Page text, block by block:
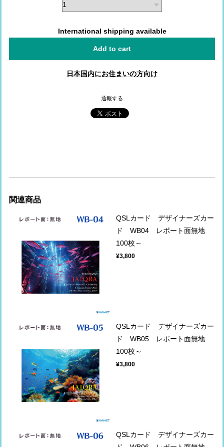
International shipping available
Add to cart
日本国内にお住まいの方向け
通報する
関連商品
QSLカード デザイナーズカー
ド WB04 レポート面無地
100枚～
¥3,800
QSLカード デザイナーズカー
ド WB05 レポート面無地
100枚～
¥3,800
QSLカード デザイナーズカー